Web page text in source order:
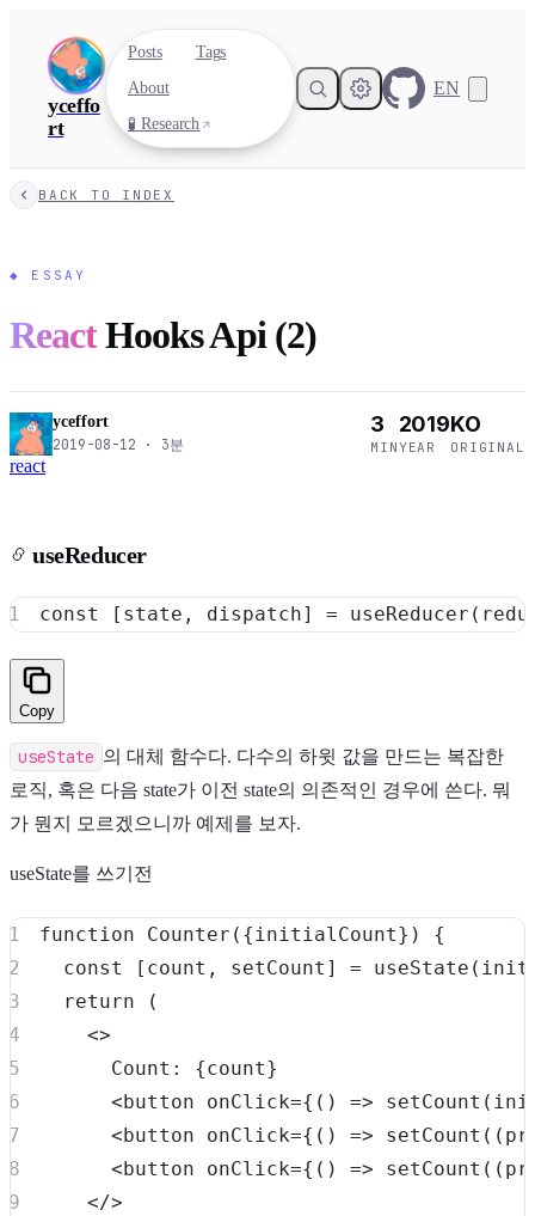
yceffo
rt
Posts
Tags
About
🧪 Research
EN
BACK TO INDEX
◆ ESSAY
ReactHooks Api (2)
yceffort
2019-08-12 · 3분
3
MIN
2019
YEAR
KO
ORIGINAL
react
useReducer
const [ state , dispatch] = useReducer (
Copy
useState 의 대체 함수다. 다수의 하윗 값을 만드는 복잡한
로직, 혹은 다음 state가 이전 state의 의존적인 경우에 쓴다. 뭐
가 뭔지 모르겠으니까 예제를 보자.
useState를 쓰기전
function Counter ( {initialCount} )
{
const
[ count , setCount ] = useState (
return
(
<>
Count : {count}
<button onClick={ ( ) => setCount (
<button onClick={ ( ) => setCount ( (
<button onClick={ ( ) => setCount ( (
</>